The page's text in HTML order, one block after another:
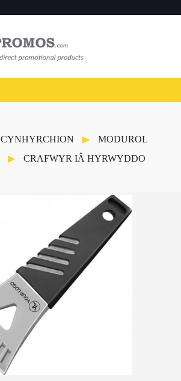
CYNHYRCHION
MODUROL
CRAFWYR IÂ HYRWYDDO